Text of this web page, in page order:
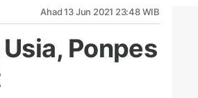
Ahad 13 Jun 2021 23:48 WIB
Ponpes